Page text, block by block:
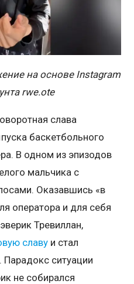
на основе Instagram
rwe.ote
слава
баскетбольного
В одном из эпизодов
мальчика с
Оказавшись «в
оператора и для себя
Тревиллан,
славу и стал
Парадокс ситуации
не собирался